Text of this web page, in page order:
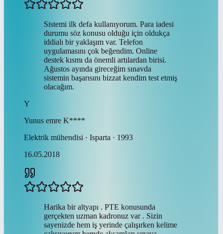
Sistemi ilk defa kullanıyorum. Para iadesi
durumu söz konusu olduğu için oldukça
iddialı bir yaklaşım var. Telefon
uygulamasını çok beğendim. Online
destek kısmı da önemli artılardan birisi.
Ağustos ayında gireceğim sınavda
sistemin başarısını bizzat kendim test etmiş
olacağım.
Y
Yunus emre K****
Elektrik mühendisi · Isparta · 1993
16.05.2018
Harika bir altyapı . PTE konusunda
gerçekten uzman kadronuz var . Sizin
sayenizde hem iş yerinde çalışırken kelime